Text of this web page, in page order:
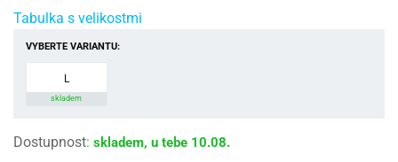
Tabulka s velikostmi
VYBERTE VARIANTU:
L
skladem
Dostupnost: skladem, u tebe 10.08.